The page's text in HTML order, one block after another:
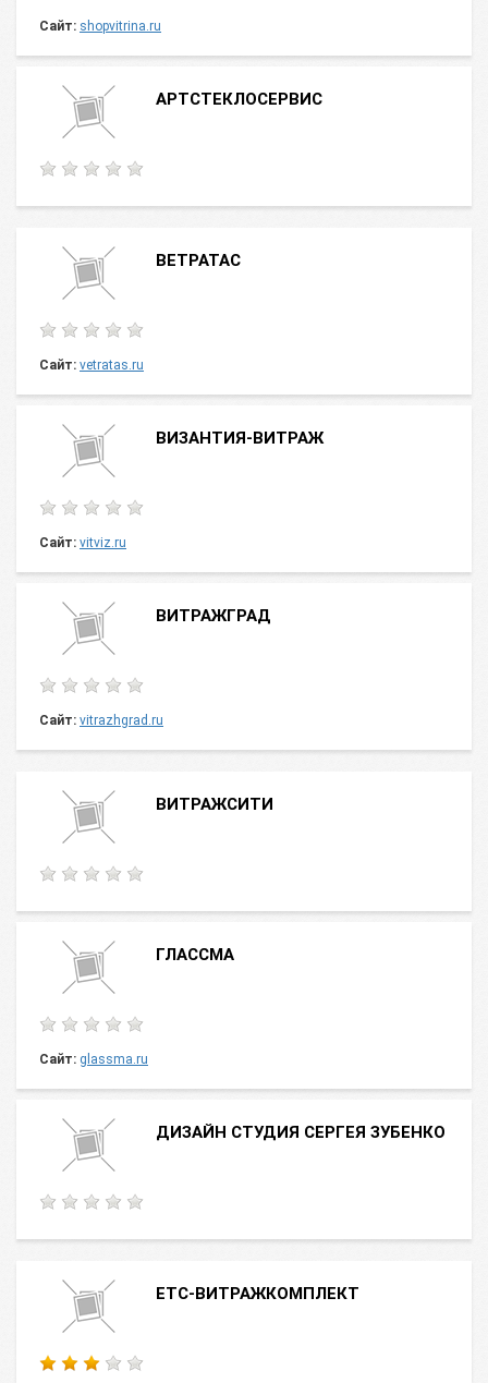
Сайт: shopvitrina.ru
АРТСТЕКЛОСЕРВИС
ВЕТРАТАС
Сайт: vetratas.ru
ВИЗАНТИЯ-ВИТРАЖ
Сайт: vitviz.ru
ВИТРАЖГРАД
Сайт: vitrazhgrad.ru
ВИТРАЖСИТИ
ГЛАССМА
Сайт: glassma.ru
ДИЗАЙН СТУДИЯ СЕРГЕЯ ЗУБЕНКО
ЕТС-ВИТРАЖКОМПЛЕКТ